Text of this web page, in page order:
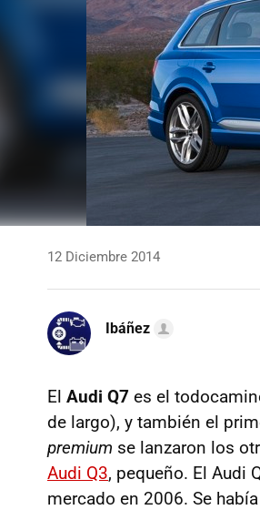
12 Diciembre 2014
Ibáñez
El Audi Q7 es el
de largo), y también el
premium se lanzaron los
Audi Q3, pequeño. El Audi
mercado en 2006. Se